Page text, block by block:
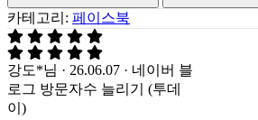
국
인
게
시
물
댓
카테고리: 페이스북
강도*님 · 26.06.07 · 네이버 블
로그 방문자수 늘리기 (투데
이)